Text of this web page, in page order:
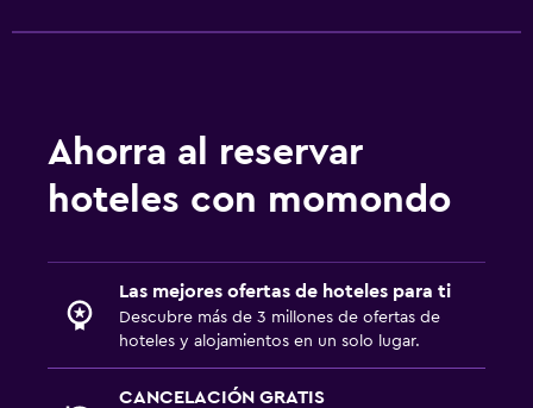
Ahorra al reservar
hoteles con momondo
Las mejores ofertas de hoteles para ti
Descubre más de 3 millones de ofertas de
hoteles y alojamientos en un solo lugar.
CANCELACIÓN GRATIS